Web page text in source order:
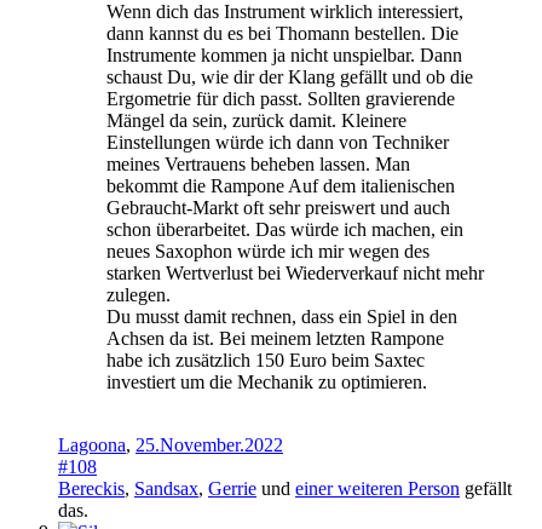
Wenn dich das Instrument wirklich interessiert,
dann kannst du es bei Thomann bestellen. Die
Instrumente kommen ja nicht unspielbar. Dann
schaust Du, wie dir der Klang gefällt und ob die
Ergometrie für dich passt. Sollten gravierende
Mängel da sein, zurück damit. Kleinere
Einstellungen würde ich dann von Techniker
meines Vertrauens beheben lassen. Man
bekommt die Rampone Auf dem italienischen
Gebraucht-Markt oft sehr preiswert und auch
schon überarbeitet. Das würde ich machen, ein
neues Saxophon würde ich mir wegen des
starken Wertverlust bei Wiederverkauf nicht mehr
zulegen.
Du musst damit rechnen, dass ein Spiel in den
Achsen da ist. Bei meinem letzten Rampone
habe ich zusätzlich 150 Euro beim Saxtec
investiert um die Mechanik zu optimieren.
Lagoona, 25.November.2022
#108
Bereckis, Sandsax, Gerrie und einer weiteren Person gefällt
das.